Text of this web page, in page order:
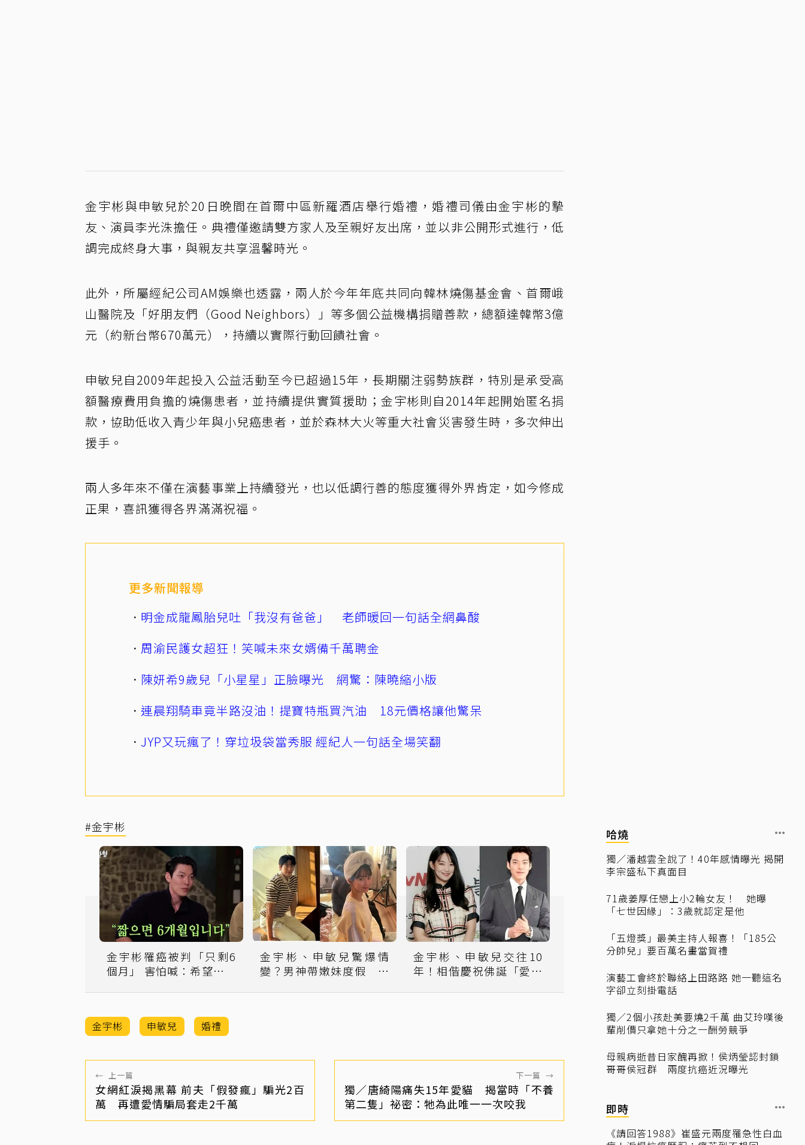
金宇彬與申敏兒於20日晚間在首爾中區新羅酒店舉行婚禮，婚禮司儀由金宇彬的摯
友、演員李光洙擔任。典禮僅邀請雙方家人及至親好友出席，並以非公開形式進行，低
調完成終身大事，與親友共享溫馨時光。
此外，所屬經紀公司AM娛樂也透露，兩人於今年年底共同向韓林燒傷基金會、首爾峨
山醫院及「好朋友們（Good Neighbors）」等多個公益機構捐贈善款，總額達韓幣3億
元（約新台幣670萬元），持續以實際行動回饋社會。
申敏兒自2009年起投入公益活動至今已超過15年，長期關注弱勢族群，特別是承受高
額醫療費用負擔的燒傷患者，並持續提供實質援助；金宇彬則自2014年起開始匿名捐
款，協助低收入青少年與小兒癌患者，並於森林大火等重大社會災害發生時，多次伸出
援手。
兩人多年來不僅在演藝事業上持續發光，也以低調行善的態度獲得外界肯定，如今修成
正果，喜訊獲得各界滿滿祝福。
更多新聞報導
明金成龍鳳胎兒吐「我沒有爸爸」 老師暖回一句話全網鼻酸
周渝民護女超狂！笑喊未來女婿備千萬聘金
陳妍希9歲兒「小星星」正臉曝光 網驚：陳曉縮小版
連晨翔騎車竟半路沒油！提寶特瓶買汽油 18元價格讓他驚呆
JYP又玩瘋了！穿垃圾袋當秀服 經紀人一句話全場笑翻
#金宇彬
金宇彬罹癌被判「只剩6
個月」 害怕喊：希望只是
金宇彬、申敏兒驚爆情
變？男神帶嫩妹度假 公
金宇彬、申敏兒交往10
年！相偕慶祝佛誕「愛情
金宇彬 申敏兒 婚禮
← 上一篇
女網紅淚揭黑幕 前夫「假發瘋」騙光2百
萬 再遭愛情騙局套走2千萬
下一篇 →
獨／唐綺陽痛失15年愛貓 揭當時「不養
第二隻」祕密：牠為此唯一一次咬我
哈燒
獨／潘越雲全說了！40年感情曝光 揭開
李宗盛私下真面目
71歲姜厚任戀上小2輪女友！ 她曝
「七世因緣」：3歲就認定是他
「五燈獎」最美主持人報喜！「185公
分帥兒」要百萬名畫當賀禮
演藝工會終於聯絡上田路路 她一聽這名
字卻立刻掛電話
獨／2個小孩赴美要燒2千萬 曲艾玲嘆後
輩削價只拿她十分之一酬勞競爭
母親病逝昔日家醜再掀！侯炳瑩認封鎖
哥哥侯冠群 兩度抗癌近況曝光
即時
《請回答1988》崔盛元兩度罹急性白血